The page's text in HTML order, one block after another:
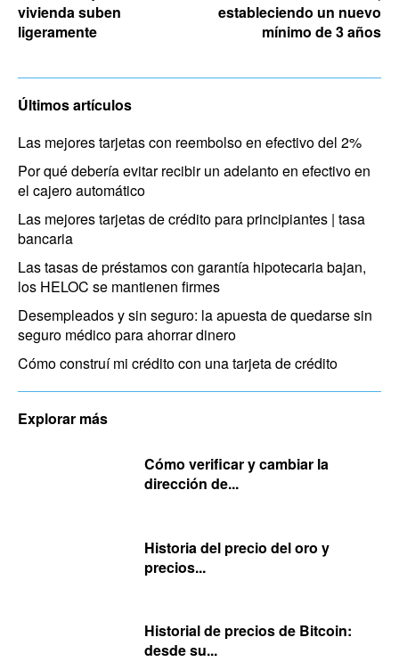
vivienda suben
ligeramente
estableciendo un nuevo
mínimo de 3 años
Últimos artículos
Las mejores tarjetas con reembolso en efectivo del 2%
Por qué debería evitar recibir un adelanto en efectivo en
el cajero automático
Las mejores tarjetas de crédito para principiantes | tasa
bancaria
Las tasas de préstamos con garantía hipotecaria bajan,
los HELOC se mantienen firmes
Desempleados y sin seguro: la apuesta de quedarse sin
seguro médico para ahorrar dinero
Cómo construí mi crédito con una tarjeta de crédito
Explorar más
Cómo verificar y cambiar la
dirección de...
Historia del precio del oro y
precios...
Historial de precios de Bitcoin:
desde su...